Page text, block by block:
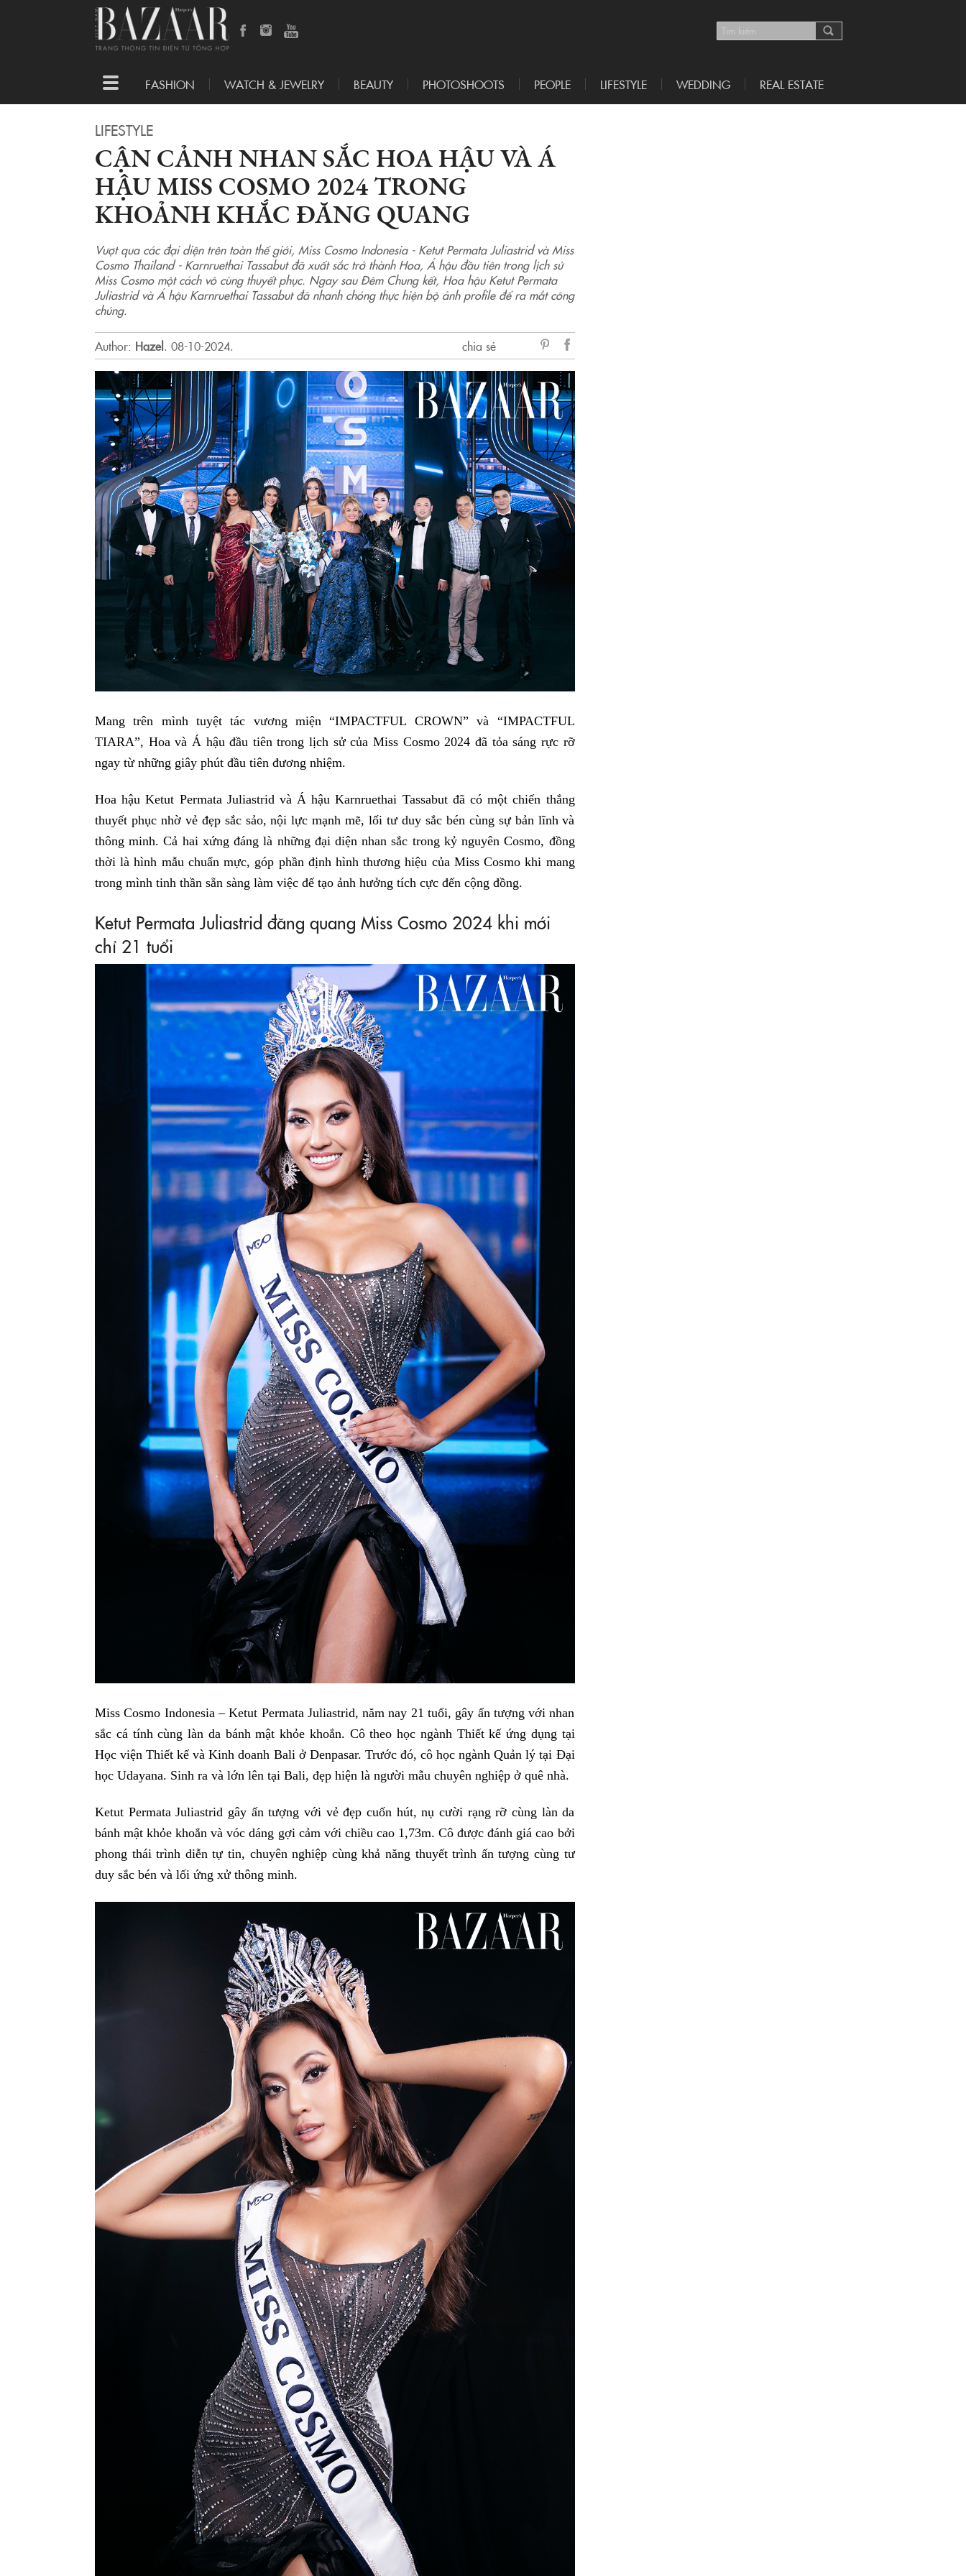
Toggle
navigation
FASHION WATCH & JEWELRY BEAUTY PHOTOSHOOTS PEOPLE LIFESTYLE WEDDING REAL ESTATE
LIFESTYLE
CẬN CẢNH NHAN SẮC HOA HẬU VÀ Á
HẬU MISS COSMO 2024 TRONG
KHOẢNH KHẮC ĐĂNG QUANG
Vượt qua các đại diện trên toàn thế giới, Miss Cosmo Indonesia - Ketut Permata Juliastrid và Miss
Cosmo Thailand - Karnruethai Tassabut đã xuất sắc trở thành Hoa, Á hậu đầu tiên trong lịch sử
Miss Cosmo một cách vô cùng thuyết phục. Ngay sau Đêm Chung kết, Hoa hậu Ketut Permata
Juliastrid và Á hậu Karnruethai Tassabut đã nhanh chóng thực hiện bộ ảnh profile để ra mắt công
chúng.
Author: Hazel. 08-10-2024.
chia sẻ
Facebook
Mang trên mình tuyệt tác vương miện “IMPACTFUL CROWN” và “IMPACTFUL
TIARA”, Hoa và Á hậu đầu tiên trong lịch sử của Miss Cosmo 2024 đã tỏa sáng rực rỡ
ngay từ những giây phút đầu tiên đương nhiệm.
Hoa hậu Ketut Permata Juliastrid và Á hậu Karnruethai Tassabut đã có một chiến thắng
thuyết phục nhờ vẻ đẹp sắc sảo, nội lực mạnh mẽ, lối tư duy sắc bén cùng sự bản lĩnh và
thông minh. Cả hai xứng đáng là những đại diện nhan sắc trong kỷ nguyên Cosmo, đồng
thời là hình mẫu chuẩn mực, góp phần định hình thương hiệu của Miss Cosmo khi mang
trong mình tinh thần sẵn sàng làm việc để tạo ảnh hưởng tích cực đến cộng đồng.
Ketut Permata Juliastrid đăng quang Miss Cosmo 2024 khi mới
chỉ 21 tuổi
Miss Cosmo Indonesia – Ketut Permata Juliastrid, năm nay 21 tuổi, gây ấn tượng với nhan
sắc cá tính cùng làn da bánh mật khỏe khoắn. Cô theo học ngành Thiết kế ứng dụng tại
Học viện Thiết kế và Kinh doanh Bali ở Denpasar. Trước đó, cô học ngành Quản lý tại Đại
học Udayana. Sinh ra và lớn lên tại Bali, đẹp hiện là người mẫu chuyên nghiệp ở quê nhà.
Ketut Permata Juliastrid gây ấn tượng với vẻ đẹp cuốn hút, nụ cười rạng rỡ cùng làn da
bánh mật khỏe khoắn và vóc dáng gợi cảm với chiều cao 1,73m. Cô được đánh giá cao bởi
phong thái trình diễn tự tin, chuyên nghiệp cùng khả năng thuyết trình ấn tượng cùng tư
duy sắc bén và lối ứng xử thông minh.